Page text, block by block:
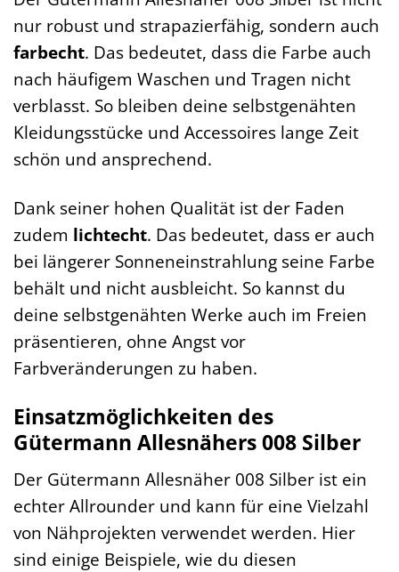
nur robust und strapazierfähig, sondern auch
farbecht. Das bedeutet, dass die Farbe auch
nach häufigem Waschen und Tragen nicht
verblasst. So bleiben deine selbstgenähten
Kleidungsstücke und Accessoires lange Zeit
schön und ansprechend.
Dank seiner hohen Qualität ist der Faden
zudem lichtecht. Das bedeutet, dass er auch
bei längerer Sonneneinstrahlung seine Farbe
behält und nicht ausbleicht. So kannst du
deine selbstgenähten Werke auch im Freien
präsentieren, ohne Angst vor
Farbveränderungen zu haben.
Einsatzmöglichkeiten des
Gütermann Allesnähers 008 Silber
Der Gütermann Allesnäher 008 Silber ist ein
echter Allrounder und kann für eine Vielzahl
von Nähprojekten verwendet werden. Hier
sind einige Beispiele, wie du diesen